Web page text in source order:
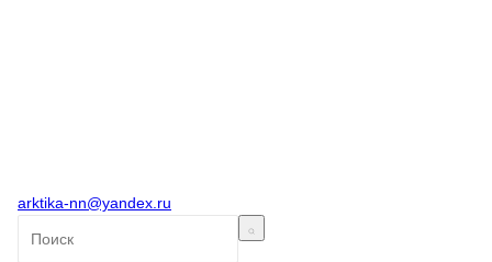
arktika-nn@yandex.ru